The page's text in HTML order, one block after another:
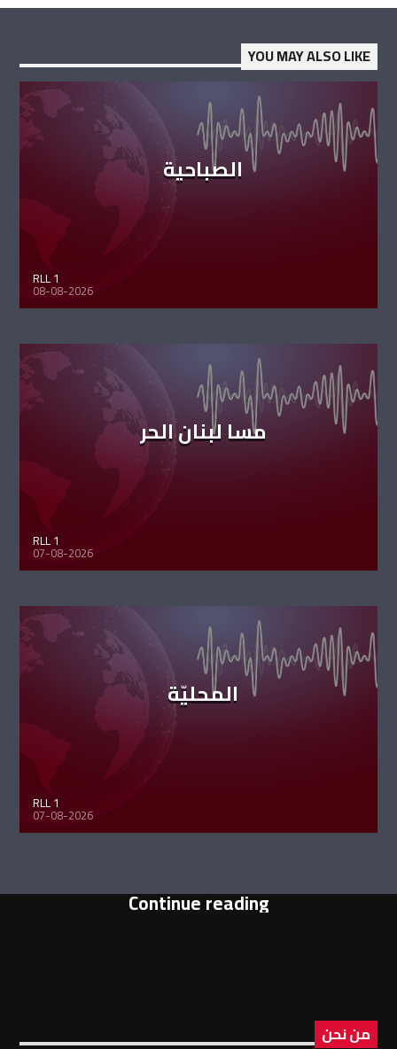
YOU MAY ALSO LIKE
الصباحية
RLL 1
08-08-2026
مسا لبنان الحر
RLL 1
07-08-2026
المحليّة
RLL 1
07-08-2026
Continue reading
من نحن